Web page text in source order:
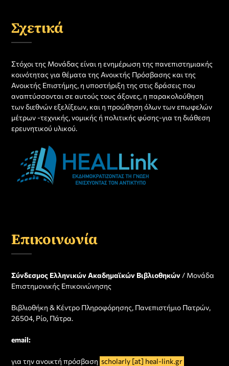
Σχετικά
Στόχοι της Μονάδας είναι η ενημέρωση της πανεπιστημιακής
κοινότητας για θέματα της Ανοικτής Πρόσβασης και της
Ανοικτής Επιστήμης, η υποστήριξη της στις δράσεις που
αναπτύσσονται σε αυτούς τους άξονες, η παρακολούθηση
των διεθνών εξελίξεων, και η προώθηση όλων των επωφελών
μέτρων -τεχνικής, νομικής ή πολιτικής φύσης-για τη διάθεση
ερευνητικού υλικού.
Επικοινωνία
Σύνδεσμος Ελληνικών Ακαδημαϊκών Βιβλιοθηκών / Μονάδα
Επιστημονικής Επικοινώνησης
Βιβλιοθήκη & Κέντρο Πληροφόρησης, Πανεπιστήμιο Πατρών,
26504, Ρίο, Πάτρα.
email:
για την ανοικτή πρόσβαση scholarly [at] heal-link.gr